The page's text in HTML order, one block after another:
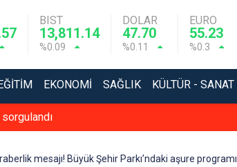
BIST
13,811.14
%0.09
DOLAR
47.70
%0.11
EURO
55.23
%0.3
EKONOMI SAĞLIK KÜLTÜR - SANAT
mesajı! Büyük Şehir Parkı’ndaki aşure programı